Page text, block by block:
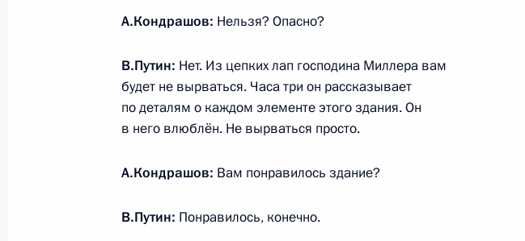
Александром Ткаченко
1 июня 2024 года, 13:25 Москва, Кремль
31 мая 2024 года, пятница
Львовой-Беловой
А.Кондрашов: Нельзя? Опасно?
В.Путин: Нет. Из цепких лап господина Миллера вам
будет не вырваться. Часа три он рассказывает
по деталям о каждом элементе этого здания. Он
в него влюблён. Не вырваться просто.
А.Кондрашов: Вам понравилось здание?
В.Путин: Понравилось, конечно.